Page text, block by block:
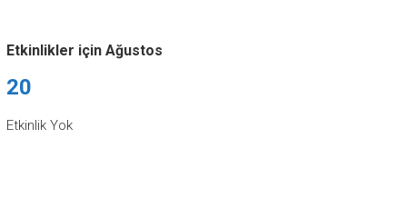
Etkinlikler için Ağustos
20
Etkinlik Yok